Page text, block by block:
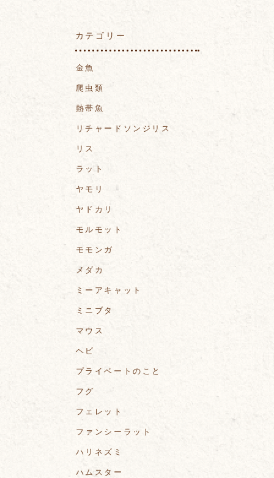
カテゴリー
金魚
爬虫類
熱帯魚
リチャードソンジリス
リス
ラット
ヤモリ
ヤドカリ
モルモット
モモンガ
メダカ
ミーアキャット
ミニブタ
マウス
ヘビ
プライベートのこと
フグ
フェレット
ファンシーラット
ハリネズミ
ハムスター